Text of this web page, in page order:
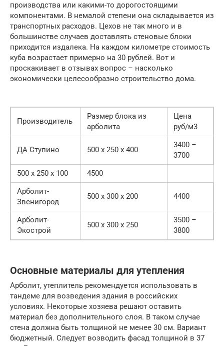
производства или какими-то дорогостоящими
компонентами. В немалой степени она складывается из
транспортных расходов. Цехов не так много и в
большинстве случаев доставлять стеновые блоки
приходится издалека. На каждом километре стоимость
куба возрастает примерно на 30 рублей. Вот и
проскакивает в отзывах вопрос – насколько
экономически целесообразно строительство дома.
Производитель
Размер блока из
арболита
Цена
руб/м3
ДА Ступино 500 х 250 х 400
3400 –
3700
500 х 250 х 100
4500
Арболит-
Звенигород
500 х 300 х 200 4400
Арболит-
Экострой
500 х 300 х 250
3500 –
3800
Основные материалы для утепления
Арболит, утеплитель рекомендуется использовать в
тандеме для возведения здания в российских
условиях. Некоторые хозяева решают оставить
материал без дополнительного слоя. В таком случае
стена должна быть толщиной не менее 30 см. Вариант
бюджетный. Следует возводить фасад толщиной в 37